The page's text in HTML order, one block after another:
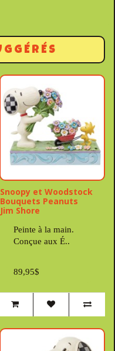
Snoopy et Woodstock
Bouquets Peanuts
Jim Shore
Peinte à la main.
Conçue aux É..
89,95$